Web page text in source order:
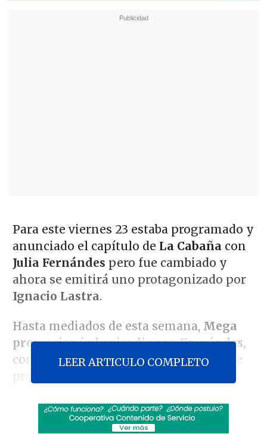
Para este viernes 23 estaba programado y
anunciado el capítulo de La Cabaña con
Julia Fernándes pero fue cambiado y
ahora se emitirá uno protagonizado por
Ignacio Lastra.
Hasta mediados de esta semana, Mega
promocionó el episodio con Fernándes,
con revelaciones sobre el accidente que
protagonizó con Lastra, en el que éste
quemadoen 2017.
LEER ARTICULO COMPLETO